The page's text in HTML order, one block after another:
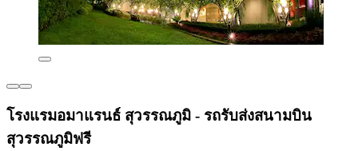
โรงแรมอมาแรนธ์ สุวรรณภูมิ - รถรับส่งสนามบิน
สุวรรณภูมิฟรี